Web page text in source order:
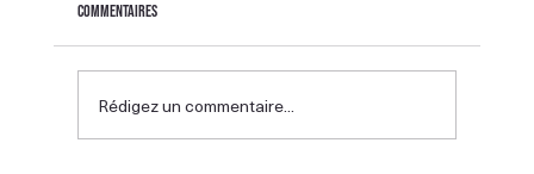
Commentaires
Rédigez un commentaire...